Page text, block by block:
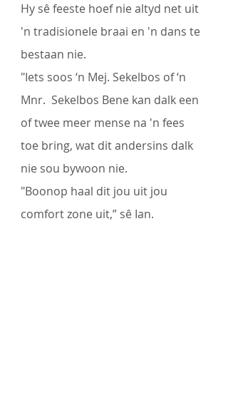
Hy sê feeste hoef nie altyd net uit
'n tradisionele braai en 'n dans te
bestaan nie.
"Iets soos ‘n Mej. Sekelbos of ‘n
Mnr.  Sekelbos Bene kan dalk een
of twee meer mense na 'n fees
toe bring, wat dit andersins dalk
nie sou bywoon nie.
"Boonop haal dit jou uit jou
comfort zone uit,” sê Ian.